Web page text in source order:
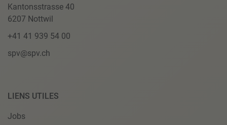
Kantonsstrasse 40
6207 Nottwil
+41 41 939 54 00
spv@spv.ch
LIENS UTILES
Jobs